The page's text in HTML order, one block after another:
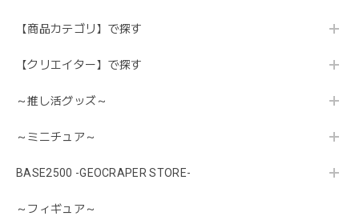
【商品カテゴリ】で探す
【クリエイター】で探す
～推し活グッズ～
～ミニチュア～
BASE2500 -GEOCRAPER STORE-
～フィギュア～